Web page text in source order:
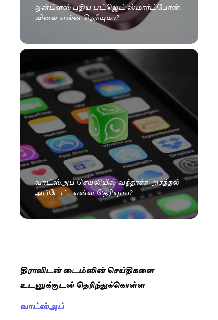
ஒன்பிளஸ் புதிய பட்ஜெட் ஸ்மார்ட்போன்..
விலை என்ன தெரியுமா?
வாட்ஸ்அப் செயலியில் வந்தாச்சு அசத்தல்
அப்டேட்.. என்ன தெரியுமா?
திராவிடன் டைம்ஸின் செய்திகளை
உடனுக்குடன் தெரிந்துக்கொள்ள
வாட்ஸ்அப்